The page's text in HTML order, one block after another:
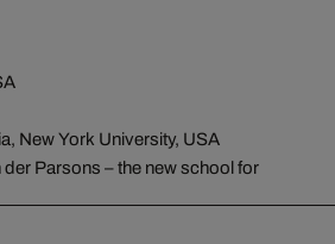
New York University, USA
Parsons – the new school for